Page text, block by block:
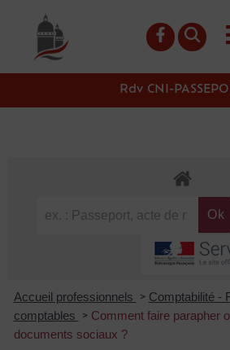
principal
Rdv CNI-
Accueil professionnels > Comptabilité -
comptables
> Comment faire parapher
documents sociaux ?